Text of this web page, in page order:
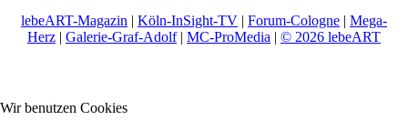
lebeART-Magazin | Köln-InSight-TV | Forum-Cologne | Mega-
Herz | Galerie-Graf-Adolf| MC-ProMedia | © 2026 lebeART
Wir benutzen Cookies